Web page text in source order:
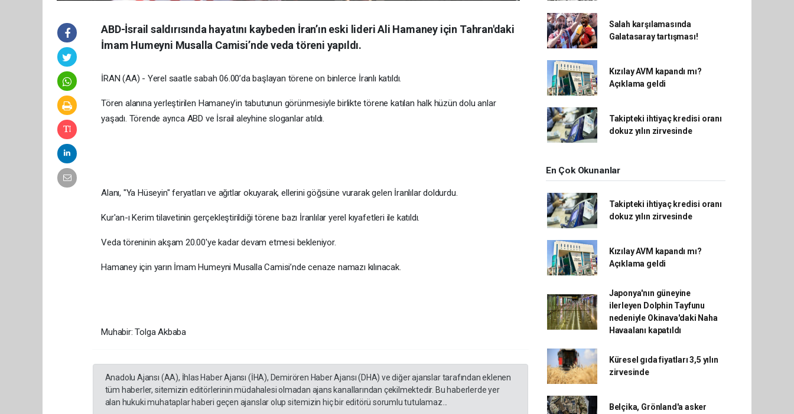
ABD-İsrail saldırısında hayatını kaybeden İran’ın eski lideri Ali Hamaney için Tahran'daki
İmam Humeyni Musalla Camisi’nde veda töreni yapıldı.
İRAN (AA) - Yerel saatle sabah 06.00’da başlayan törene on binlerce İranlı katıldı.
Tören alanına yerleştirilen Hamaney’in tabutunun görünmesiyle birlikte törene katılan halk hüzün dolu anlar
yaşadı. Törende ayrıca ABD ve İsrail aleyhine sloganlar atıldı.
Alanı, "Ya Hüseyin" feryatları ve ağıtlar okuyarak, ellerini göğsüne vurarak gelen İranlılar doldurdu.
Kur'an-ı Kerim tilavetinin gerçekleştirildiği törene bazı İranlılar yerel kıyafetleri ile katıldı.
​​​​​​​Veda töreninin akşam 20.00'ye kadar devam etmesi bekleniyor.
Hamaney için yarın İmam Humeyni Musalla Camisi’nde cenaze namazı kılınacak.
Muhabir: Tolga Akbaba
Anadolu Ajansı (AA), İhlas Haber Ajansı (İHA), Demirören Haber Ajansı (DHA) ve diğer ajanslar tarafından eklenen
tüm haberler, sitemizin editörlerinin müdahalesi olmadan ajans kanallarından çekilmektedir. Bu haberlerde yer
alan hukuki muhataplar haberi geçen ajanslar olup sitemizin hiç bir editörü sorumlu tutulamaz...
Salah karşılamasında
Galatasaray tartışması!
Kızılay AVM kapandı mı?
Açıklama geldi
Takipteki ihtiyaç kredisi oranı
dokuz yılın zirvesinde
En Çok Okunanlar
Takipteki ihtiyaç kredisi oranı
dokuz yılın zirvesinde
Kızılay AVM kapandı mı?
Açıklama geldi
Japonya'nın güneyine
ilerleyen Dolphin Tayfunu
nedeniyle Okinava'daki Naha
Havaalanı kapatıldı
Küresel gıda fiyatları 3,5 yılın
zirvesinde
Belçika, Grönland'a asker